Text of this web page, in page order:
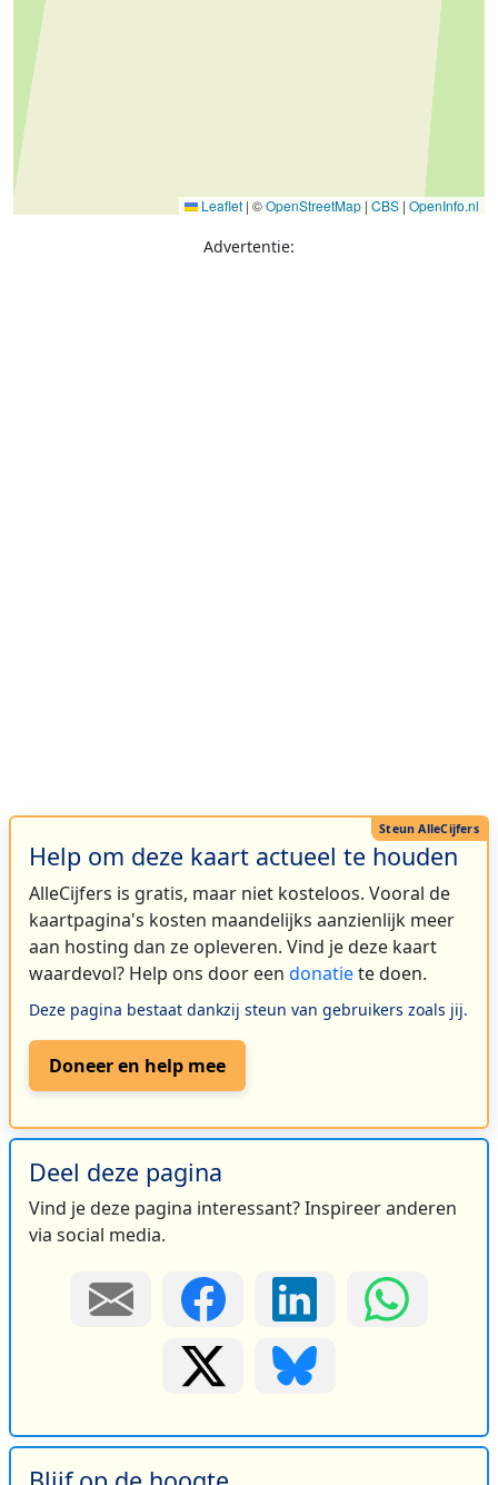
Leaflet | ©OpenStreetMap | CBS | OpenInfo.nl
Advertentie:
Help om deze kaart actueel te houden
AlleCijfers is gratis, maar niet kosteloos. Vooral de
kaartpagina's kosten maandelijks aanzienlijk meer
aan hosting dan ze opleveren. Vind je deze kaart
waardevol? Help ons door een donatiete doen.
Deze pagina bestaat dankzij steun van gebruikers zoals jij.
Doneer en help mee
Deel deze pagina
Vind je deze pagina interessant? Inspireer anderen
via social media.